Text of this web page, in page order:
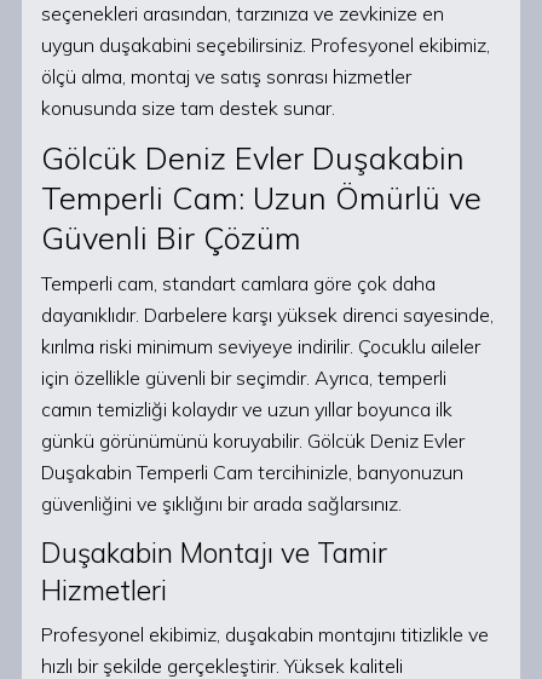
seçenekleri arasından, tarzınıza ve zevkinize en
uygun duşakabini seçebilirsiniz. Profesyonel ekibimiz,
ölçü alma, montaj ve satış sonrası hizmetler
konusunda size tam destek sunar.
Gölcük Deniz Evler Duşakabin
Temperli Cam: Uzun Ömürlü ve
Güvenli Bir Çözüm
Temperli cam, standart camlara göre çok daha
dayanıklıdır. Darbelere karşı yüksek direnci sayesinde,
kırılma riski minimum seviyeye indirilir. Çocuklu aileler
için özellikle güvenli bir seçimdir. Ayrıca, temperli
camın temizliği kolaydır ve uzun yıllar boyunca ilk
günkü görünümünü koruyabilir. Gölcük Deniz Evler
Duşakabin Temperli Cam tercihinizle, banyonuzun
güvenliğini ve şıklığını bir arada sağlarsınız.
Duşakabin Montajı ve Tamir
Hizmetleri
Profesyonel ekibimiz, duşakabin montajını titizlikle ve
hızlı bir şekilde gerçekleştirir. Yüksek kaliteli